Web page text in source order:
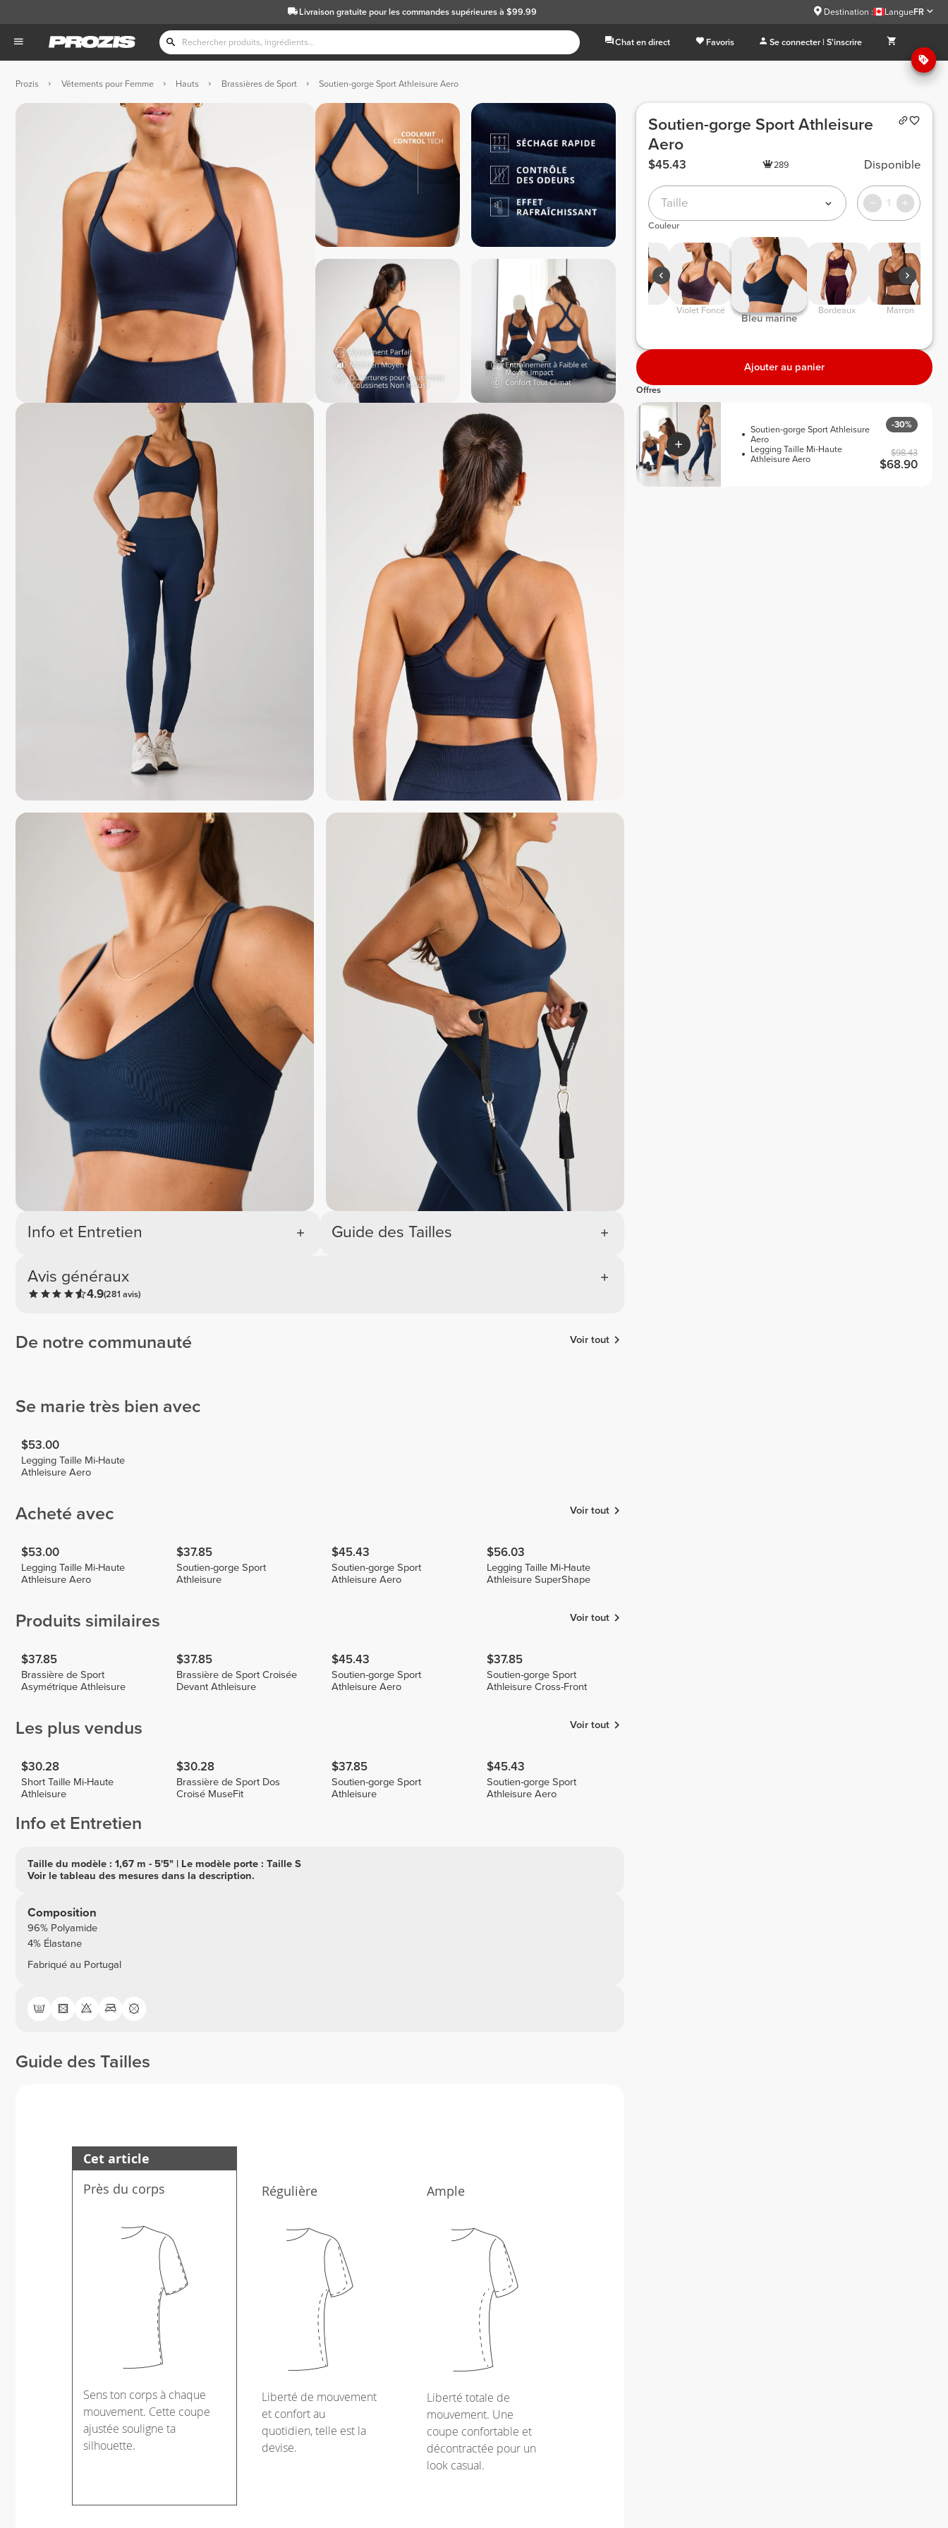
Livraison gratuitepour les commandes supérieures à $99.99 Destination : LangueFR
Chat en direct Favoris Se connecter | S'inscrire
Prozis Vêtements pour Femme Hauts Brassières de Sport Soutien-gorge Sport Athleisure Aero
Info et Entretien
Avis généraux
4.9(281 avis)
Guide des Tailles
De notre communauté Voir tout
Se marie très bien avec
$53.00
Legging Taille Mi-Haute
Athleisure Aero
Acheté avec Voir tout
$53.00
Legging Taille Mi-Haute
Athleisure Aero
$37.85
Soutien-gorge Sport
Athleisure
$45.43
Soutien-gorge Sport
Athleisure Aero
$56.03
Legging Taille Mi-Haute
Athleisure SuperShape
Produits similaires Voir tout
$37.85
Brassière de Sport
Asymétrique Athleisure
$37.85
Brassière de Sport Croisée
Devant Athleisure
$45.43
Soutien-gorge Sport
Athleisure Aero
$37.85
Soutien-gorge Sport
Athleisure Cross-Front
Les plus vendus Voir tout
$30.28
Short Taille Mi-Haute
Athleisure
$30.28
Brassière de Sport Dos
Croisé MuseFit
$37.85
Soutien-gorge Sport
Athleisure
$45.43
Soutien-gorge Sport
Athleisure Aero
Info et Entretien
Taille du modèle : 1,67 m - 5'5" | Le modèle porte : Taille S
Voir le tableau des mesures dans la description.
Composition
96% Polyamide
4% Élastane
Fabriqué au Portugal
Guide des Tailles
Cet article
Près du corps
Sens ton corps à chaque
mouvement. Cette coupe
ajustée souligne ta
silhouette.
Régulière
Liberté de mouvement
et confort au
quotidien, telle est la
devise.
Ample
Liberté totale de
mouvement. Une
coupe confortable et
décontractée pour un
look casual.
Soutien-gorge Sport Athleisure
Aero
$45.43 289 Disponible
Taille 1
Couleur
Violet Foncé
Bleu marine
Bordeaux Marron
Ajouter au panier
Offres
Soutien-gorge Sport Athleisure
Aero
Legging Taille Mi-Haute
Athleisure Aero
-30%
$98.43
$68.90